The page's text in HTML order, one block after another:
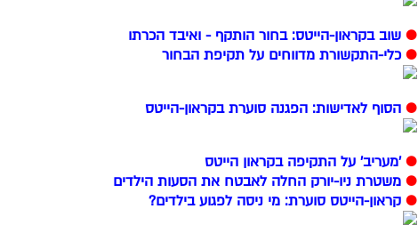
● שוב בקראון-הייטס: בחור הותקף - ואיבד הכרתו
● כלי-התקשורת מדווחים על תקיפת הבחור
● הסוף לאדישות: הפגנה סוערת בקראון-הייטס
●'מעריב' על התקיפה בקראון הייטס
●משטרת ניו-יורק החלה לאבטח את הסעות הילדים
● קראון-הייטס סוערת: מי ניסה לפגוע בילדים?